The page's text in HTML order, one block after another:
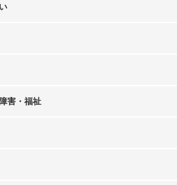
害・福祉